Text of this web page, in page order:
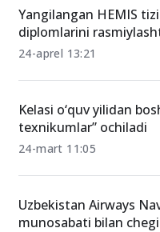
Yangilangan HEMIS
diplomlarini
24-aprel 13:21
Kelasi o‘quv yilidan
texnikumlar” ochiladi
24-mart 11:05
Uzbekistan Airways
munosabati bilan